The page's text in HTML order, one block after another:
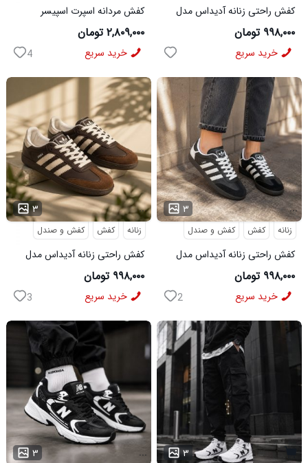
کفش مردانه اسپرت اسپیسر
50728
۲,۸۰۹,۰۰۰ تومان
خرید سریع 4
کفش راحتی زنانه آدیداس مدل
سامبا سفید
۹۹۸,۰۰۰ تومان
خرید سریع
۳ ...
زنانه کفش کفش و صندل
کفش راحتی زنانه آدیداس مدل
سامبا قهوه ای
۹۹۸,۰۰۰ تومان
خرید سریع 3
۳ ...
زنانه کفش کفش و صندل
کفش راحتی زنانه آدیداس مدل
سامبا مشکی
۹۹۸,۰۰۰ تومان
خرید سریع 2
۳ ... ۳